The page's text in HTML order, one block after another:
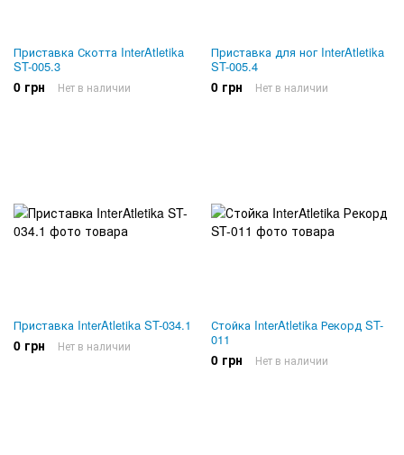
Приставка Скотта InterAtletika
ST-005.3
0 грн Нет в наличии
Приставка для ног InterAtletika
ST-005.4
0 грн Нет в наличии
Приставка InterAtletika ST-034.1
0 грн Нет в наличии
Стойка InterAtletika Рекорд ST-
011
0 грн Нет в наличии